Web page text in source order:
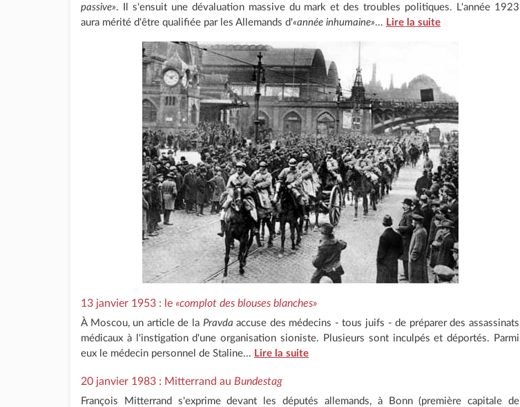
passive». Il s'ensuit une dévaluation massive du mark et des troubles politiques. L'année 1923
aura mérité d'être qualifiée par les Allemands d'«année inhumaine»... Lire la suite
13 janvier 1953 : le «complot des blouses blanches»
À Moscou, un article de la Pravda accuse des médecins - tous juifs - de préparer des assassinats
médicaux à l'instigation d'une organisation sioniste. Plusieurs sont inculpés et déportés. Parmi
eux le médecin personnel de Staline... Lire la suite
20 janvier 1983 : Mitterrand au Bundestag
François Mitterrand s'exprime devant les députés allemands, à Bonn (première capitale de